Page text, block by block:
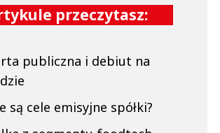
przeczytasz:
publiczna i debiut na
są cele emisyjne spółki?